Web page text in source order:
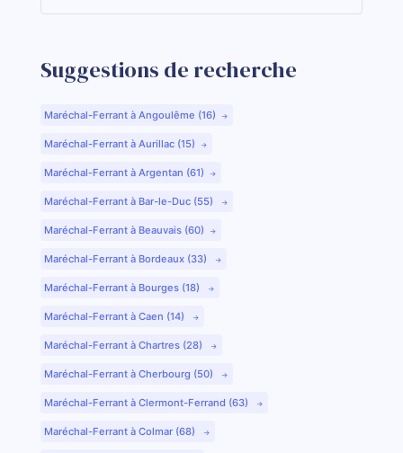
Suggestions de recherche
Maréchal-Ferrant à Angoulême (16)
Maréchal-Ferrant à Aurillac (15)
Maréchal-Ferrant à Argentan (61)
Maréchal-Ferrant à Bar-le-Duc (55)
Maréchal-Ferrant à Beauvais (60)
Maréchal-Ferrant à Bordeaux (33)
Maréchal-Ferrant à Bourges (18)
Maréchal-Ferrant à Caen (14)
Maréchal-Ferrant à Chartres (28)
Maréchal-Ferrant à Cherbourg (50)
Maréchal-Ferrant à Clermont-Ferrand (63)
Maréchal-Ferrant à Colmar (68)